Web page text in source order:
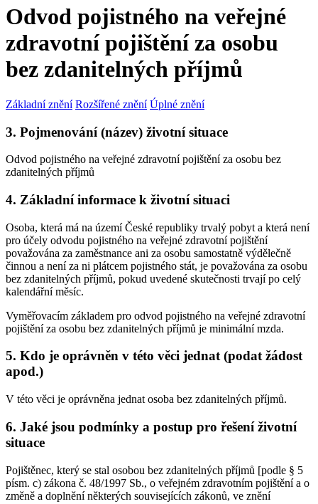
Odvod pojistného na veřejné
zdravotní pojištění za osobu
bez zdanitelných příjmů
Základní znění Rozšířené znění Úplné znění
3. Pojmenování (název) životní situace
Odvod pojistného na veřejné zdravotní pojištění za osobu bez
zdanitelných příjmů
4. Základní informace k životní situaci
Osoba, která má na území České republiky trvalý pobyt a která není
pro účely odvodu pojistného na veřejné zdravotní pojištění
považována za zaměstnance ani za osobu samostatně výdělečně
činnou a není za ni plátcem pojistného stát, je považována za osobu
bez zdanitelných příjmů, pokud uvedené skutečnosti trvají po celý
kalendářní měsíc.
Vyměřovacím základem pro odvod pojistného na veřejné zdravotní
pojištění za osobu bez zdanitelných příjmů je minimální mzda.
5. Kdo je oprávněn v této věci jednat (podat žádost
apod.)
V této věci je oprávněna jednat osoba bez zdanitelných příjmů.
6. Jaké jsou podmínky a postup pro řešení životní
situace
Pojištěnec, který se stal osobou bez zdanitelných příjmů [podle § 5
písm. c) zákona č. 48/1997 Sb., o veřejném zdravotním pojištění a o
změně a doplnění některých souvisejících zákonů, ve znění